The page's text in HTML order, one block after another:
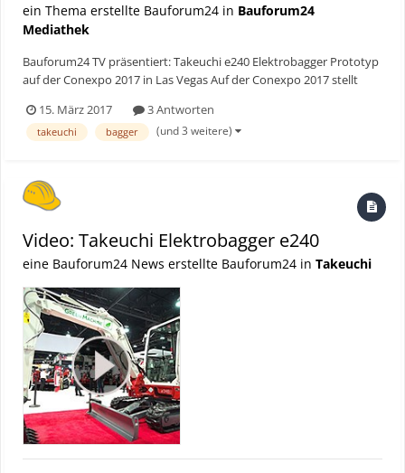
ein Thema erstellte Bauforum24 in Bauforum24
Mediathek
Bauforum24 TV präsentiert: Takeuchi e240 Elektrobagger Prototyp
auf der Conexpo 2017 in Las Vegas Auf der Conexpo 2017 stellt
nahezu geräuschloser Elektrobagger mit einer Akkulaufzeit von bis
zu 9 Stunden. Wie ist eure Me...
15. März 2017 3 Antworten
takeuchi bagger (und 3 weitere)
Video: Takeuchi Elektrobagger e240
eine Bauforum24 News erstellte Bauforum24 in Takeuchi